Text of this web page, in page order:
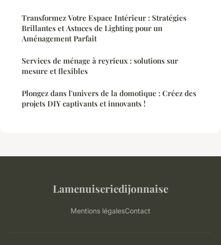
Transformez Votre Espace Intérieur : Stratégies
Brillantes et Astuces de Lighting pour un
Aménagement Parfait
Services de ménage à reyrieux : solutions sur
mesure et flexibles
Plongez dans l'univers de la domotique : Créez des
projets DIY captivants et innovants !
Lamenuiseriedijonnaise
Mentions légalesContact